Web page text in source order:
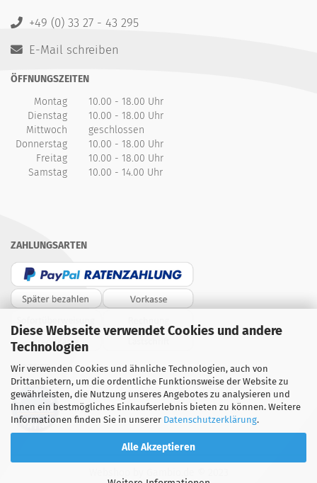
Diese Webseite verwendet Cookies und andere
Technologien
Wir verwenden Cookies und ähnliche Technologien, auch von
Drittanbietern, um die ordentliche Funktionsweise der Website zu
gewährleisten, die Nutzung unseres Angebotes zu analysieren und
Ihnen ein bestmögliches Einkaufserlebnis bieten zu können. Weitere
Informationen finden Sie in unserer Datenschutzerklärung.
Alle Akzeptieren
+49 (0) 33 27 - 43 295
E-Mail schreiben
ÖFFNUNGSZEITEN
Montag
10.00 - 18.00 Uhr
Dienstag
10.00 - 18.00 Uhr
Mittwoch
geschlossen
Donnerstag
10.00 - 18.00 Uhr
Freitag
10.00 - 18.00 Uhr
Samstag
10.00 - 14.00 Uhr
ZAHLUNGSARTEN
PARTNER